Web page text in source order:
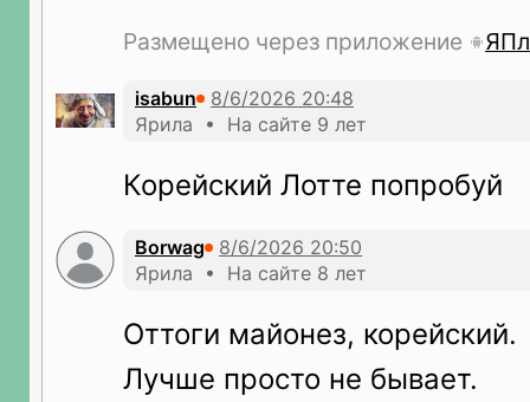
Размещено через приложение
isabun
Ярила • На сайте 9 лет
Корейский Лотте попробуй
Borwag
Ярила • На сайте 8 лет
Оттоги майонез, корейский.
Лучше просто не бывает.